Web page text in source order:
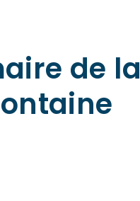
de la